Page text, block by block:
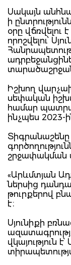
Սակայն
ի
օրը վճռվելու
որոշվելու՝
Իշխող
սեփական
համար
ինչպես 2023-
Տիգրանաշենը
շրջափակման
«Արևմտյան
ներսից
թուրքերով
է։
Սյունիքի
վկայություն